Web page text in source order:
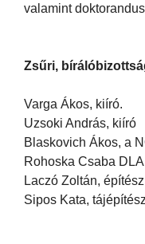
valamint
Zsűri,
Varga Ákos, kiíró.
Uzsoki András, kiíró
Blaskovich Ákos, a
Rohoska Csaba
Laczó Zoltán, építész
Sipos Kata, tájépítész